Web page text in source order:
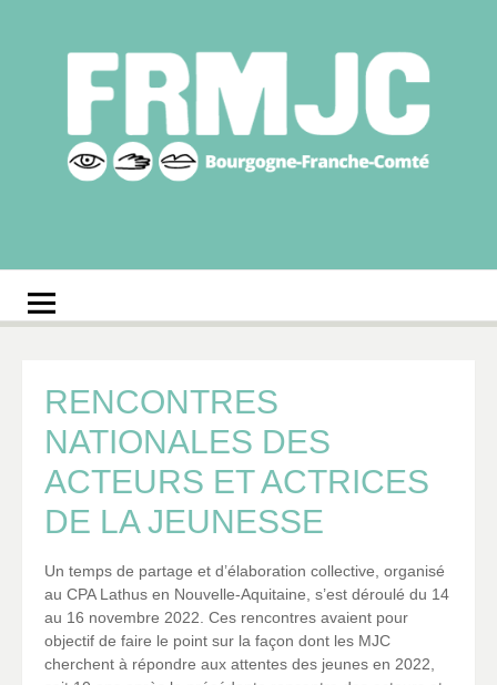
régionale des MJC
Bourgogne-Franche-
RENCONTRES
NATIONALES DES
ACTEURS ET ACTRICES
DE LA JEUNESSE
Un temps de partage et d’élaboration collective, organisé
au CPA Lathus en Nouvelle-Aquitaine, s’est déroulé du 14
au 16 novembre 2022. Ces rencontres avaient pour
objectif de faire le point sur la façon dont les MJC
cherchent à répondre aux attentes des jeunes en 2022,